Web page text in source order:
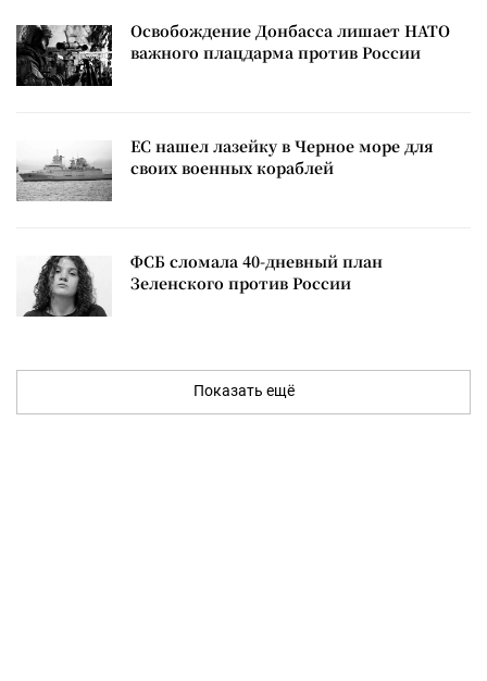
Освобождение Донбасса лишает НАТО
важного плацдарма против России
ЕС нашел лазейку в Черное море для
своих военных кораблей
ФСБ сломала 40-дневный план
Зеленского против России
Показать ещё